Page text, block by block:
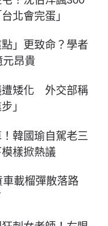
北會完蛋」
」更致命？學者
昂貴
遭矮化 外交部稱
」
韓國瑜自駕老三
樣掀熱議
載榴彈散落路